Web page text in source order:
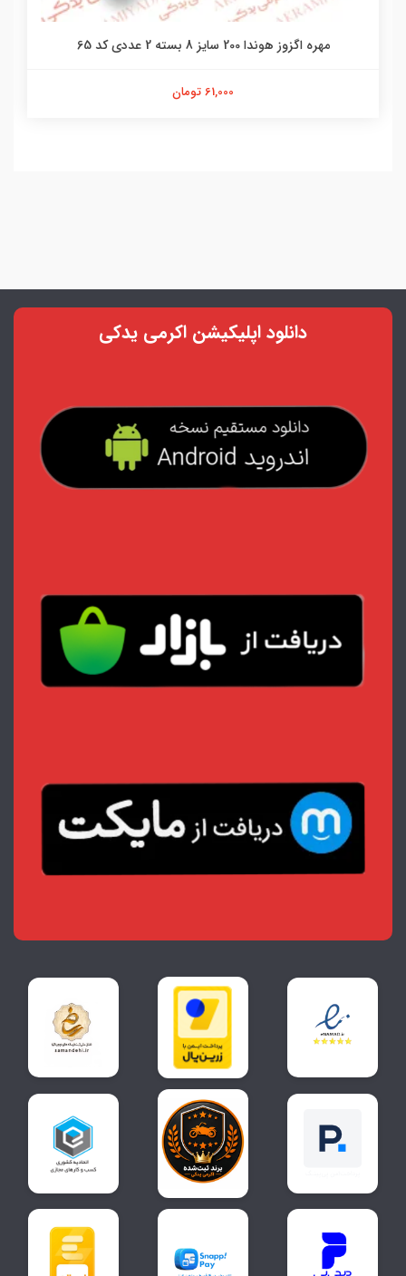
مهره اگزوز هوندا 200 سایز 8 بسته 2 عددی کد 65
61,000 تومان
دانلود اپلیکیشن اکرمی یدکی